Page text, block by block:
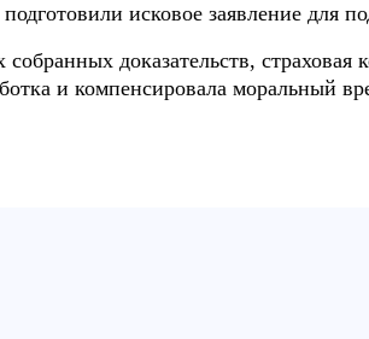
исковое заявление для
доказательств,
и компенсировала моральный